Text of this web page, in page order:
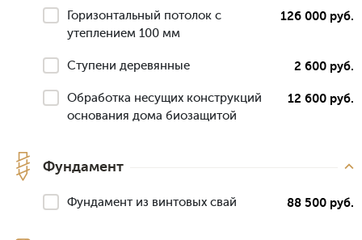
Горизонтальный потолок с
утеплением 100 мм
126 000 руб.
Ступени деревянные 2 600 руб.
Обработка несущих конструкций
основания дома биозащитой
12 600 руб.
Фундамент
Фундамент из винтовых свай 88 500 руб.